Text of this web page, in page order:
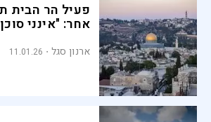
פעיל הר הבית
אחר: "אינני
ארנון סגל 11.01.26